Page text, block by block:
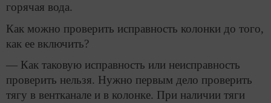
горячая вода.
Как можно проверить исправность колонки до того,
как ее включить?
— Как таковую исправность или неисправность
проверить нельзя. Нужно первым дело проверить
тягу в вентканале и в колонке. При наличии тяги